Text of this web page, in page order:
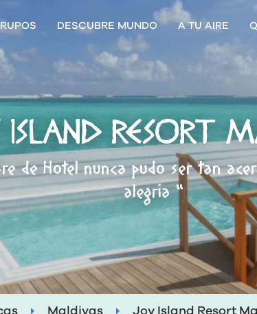
DESCUBRE MUNDO A TU AIRE
RESORT
de Hotel nunca pudo ser tan
alegría "
Maldivas Joy Island Resort